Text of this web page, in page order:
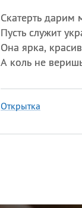
Скатерть дарим
Пусть служит
Она ярка,
А коль не
Открытка